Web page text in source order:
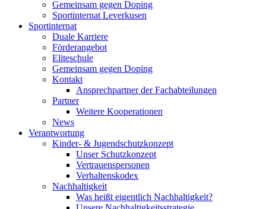
Gemeinsam gegen Doping
Sportinternat Leverkusen
Sportinternat
Duale Karriere
Förderangebot
Eliteschule
Gemeinsam gegen Doping
Kontakt
Ansprechpartner der Fachabteilungen
Partner
Weitere Kooperationen
News
Verantwortung
Kinder- & Jugendschutzkonzept
Unser Schutzkonzept
Vertrauenspersonen
Verhaltenskodex
Nachhaltigkeit
Was heißt eigentlich Nachhaltigkeit?